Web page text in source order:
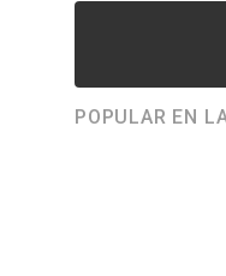
POPULAR EN